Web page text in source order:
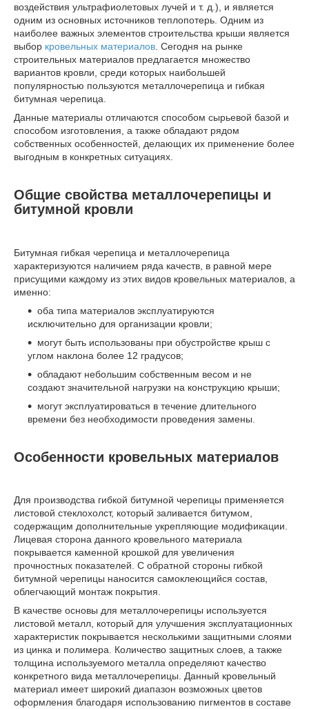
воздействия ультрафиолетовых лучей и т. д.), и является
одним из основных источников теплопотерь. Одним из
наиболее важных элементов строительства крыши является
выбор кровельных материалов . Сегодня на рынке
строительных материалов предлагается множество
вариантов кровли, среди которых наибольшей
популярностью пользуются металлочерепица и гибкая
битумная черепица.
Данные материалы отличаются способом сырьевой базой и
способом изготовления, а также обладают рядом
собственных особенностей, делающих их применение более
выгодным в конкретных ситуациях.
Общие свойства металлочерепицы и
битумной кровли
Битумная гибкая черепица и металлочерепица
характеризуются наличием ряда качеств, в равной мере
присущими каждому из этих видов кровельных материалов, а
именно:
оба типа материалов эксплуатируются
исключительно для организации кровли;
могут быть использованы при обустройстве крыш с
углом наклона более 12 градусов;
обладают небольшим собственным весом и не
создают значительной нагрузки на конструкцию крыши;
могут эксплуатироваться в течение длительного
времени без необходимости проведения замены.
Особенности кровельных материалов
Для производства гибкой битумной черепицы применяется
листовой стеклохолст, который заливается битумом,
содержащим дополнительные укрепляющие модификации.
Лицевая сторона данного кровельного материала
покрывается каменной крошкой для увеличения
прочностных показателей. С обратной стороны гибкой
битумной черепицы наносится самоклеющийся состав,
облегчающий монтаж покрытия.
В качестве основы для металлочерепицы используется
листовой металл, который для улучшения эксплуатационных
характеристик покрывается несколькими защитными слоями
из цинка и полимера. Количество защитных слоев, а также
толщина используемого металла определяют качество
конкретного вида металлочерепицы. Данный кровельный
материал имеет широкий диапазон возможных цветов
оформления благодаря использованию пигментов в составе